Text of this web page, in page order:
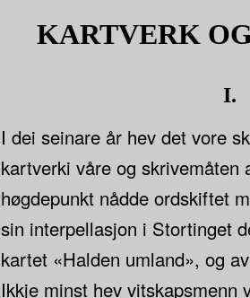
KARTVERK
I.
I dei seinare år hev det vore
kartverki våre og skrivemåten
høgdepunkt nådde ordskiftet
sin interpellasjon i Stortinget
kartet «Halden umland», og
Ikkje minst hev vitskapsmenn